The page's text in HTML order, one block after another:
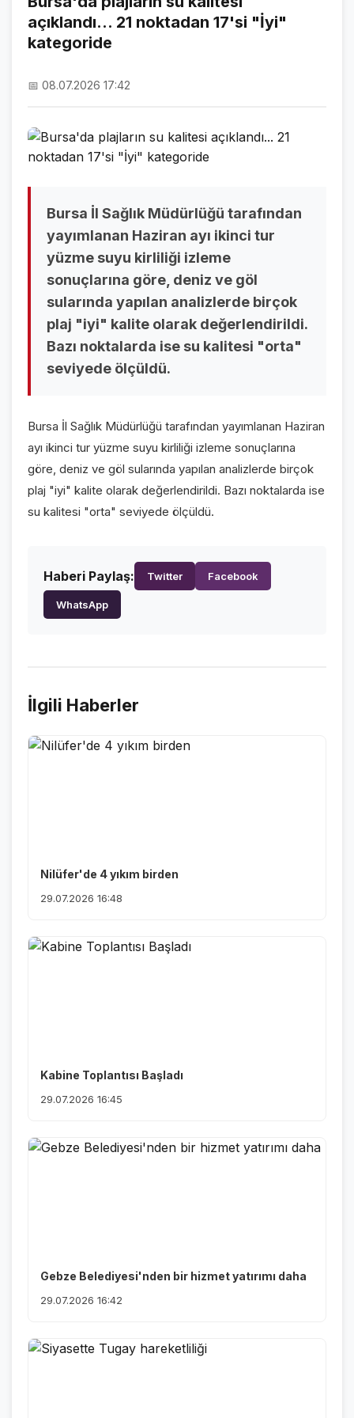
NAMAZ VAKİTLERİ
ASTROLOJİ
HAVA DURUMU
NÖBETÇİ ECZANELER
SON DAKİKA
SON DAKİKA HABERLERİ
VİDEO GALERİ
FOTO GALERİ
GALERİLER
VİDEO GALERİ
KURUMSAL
KÜNYE
açıklandı... 21 noktadan 17'si "İyi"
kategoride
📅 08.07.2026 17:42
Bursa İl Sağlık Müdürlüğü tarafından
yayımlanan Haziran ayı ikinci tur
yüzme suyu kirliliği izleme
sonuçlarına göre, deniz ve göl
sularında yapılan analizlerde birçok
plaj "iyi" kalite olarak değerlendirildi.
Bazı noktalarda ise su kalitesi "orta"
seviyede ölçüldü.
Bursa İl Sağlık Müdürlüğü tarafından yayımlanan Haziran
ayı ikinci tur yüzme suyu kirliliği izleme sonuçlarına
göre, deniz ve göl sularında yapılan analizlerde birçok
plaj "iyi" kalite olarak değerlendirildi. Bazı noktalarda ise
su kalitesi "orta" seviyede ölçüldü.
Haberi Paylaş: Twitter Facebook
WhatsApp
İlgili Haberler
Nilüfer'de 4 yıkım birden
29.07.2026 16:48
Kabine Toplantısı Başladı
29.07.2026 16:45
Gebze Belediyesi'nden bir hizmet yatırımı daha
29.07.2026 16:42